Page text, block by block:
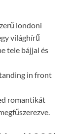
londoni
világhírű
tele bájjal és
in front
romantikát